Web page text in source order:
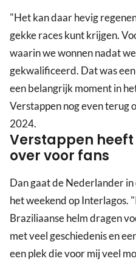
"Het kan daar hevig
gekke races kunt krijgen.
waarin we wonnen nadat
gekwalificeerd. Dat was
een belangrijk moment in
Verstappen nog even terug
2024.
Verstappen
over voor fans
Dan gaat de Nederlander
het weekend op Interlagos.
Braziliaanse helm dragen
met veel geschiedenis en
een plek die voor mij veel